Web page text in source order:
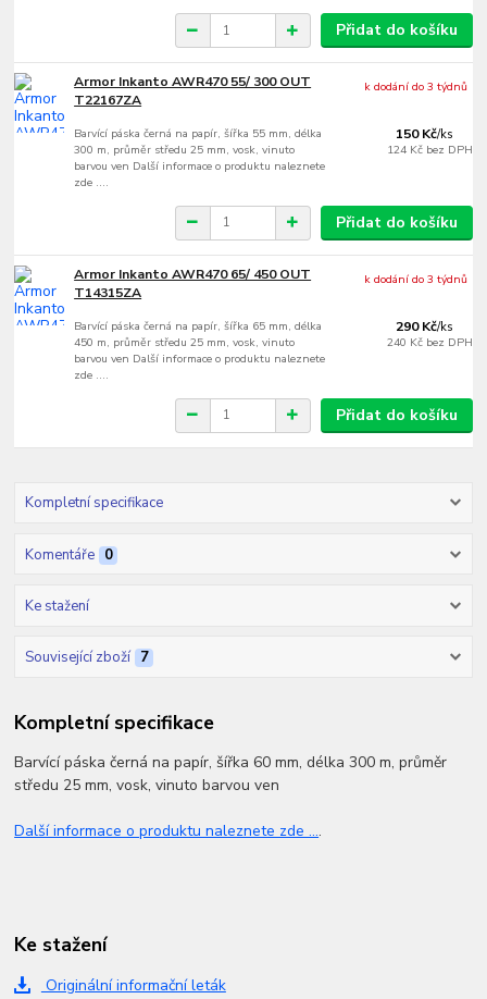
Přidat do košíku
Armor Inkanto AWR470 55/ 300 OUT
T22167ZA
Barvící páska černá na papír, šířka 55 mm, délka
300 m, průměr středu 25 mm, vosk, vinuto
barvou ven Další informace o produktu naleznete
zde ....
150 Kč/ks
124 Kč bez DPH
k dodání do 3 týdnů
Přidat do košíku
Armor Inkanto AWR470 65/ 450 OUT
T14315ZA
Barvící páska černá na papír, šířka 65 mm, délka
450 m, průměr středu 25 mm, vosk, vinuto
barvou ven Další informace o produktu naleznete
zde ....
290 Kč/ks
240 Kč bez DPH
k dodání do 3 týdnů
Přidat do košíku
Kompletní specifikace
Komentáře 0
Ke stažení
Související zboží 7
Kompletní specifikace
Barvící páska černá na papír, šířka 60 mm, délka 300 m, průměr
středu 25 mm, vosk, vinuto barvou ven
Další informace o produktu naleznete zde ....
Ke stažení
Originální informační leták